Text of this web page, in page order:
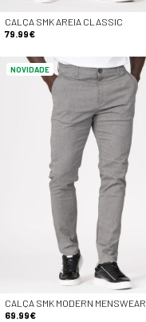
CALÇA SMK AREIA CLASSIC
79.99€
NOVIDADE
CALÇA SMK MODERN MENSWEAR
69.99€